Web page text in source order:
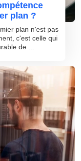
plan ?
plan n'est pas
c'est celle qui
de ...